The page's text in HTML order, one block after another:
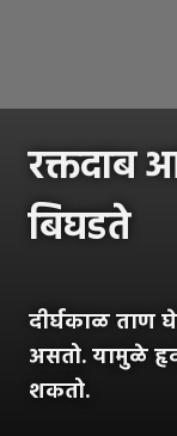
रक्तदाब
बिघडते
दीर्घकाळ ताण
असतो. यामुळे
शकतो.